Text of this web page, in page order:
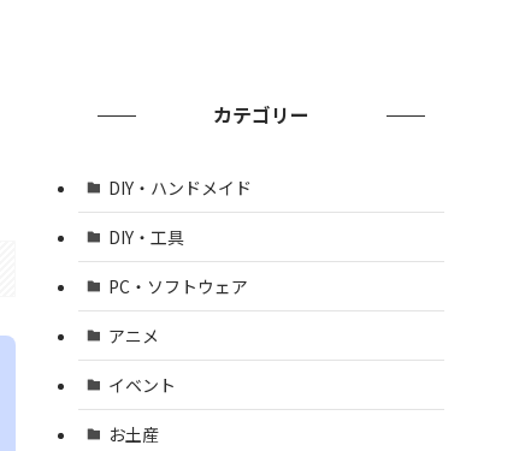
カテゴリー
DIY・ハンドメイド
DIY・工具
PC・ソフトウェア
アニメ
イベント
お土産